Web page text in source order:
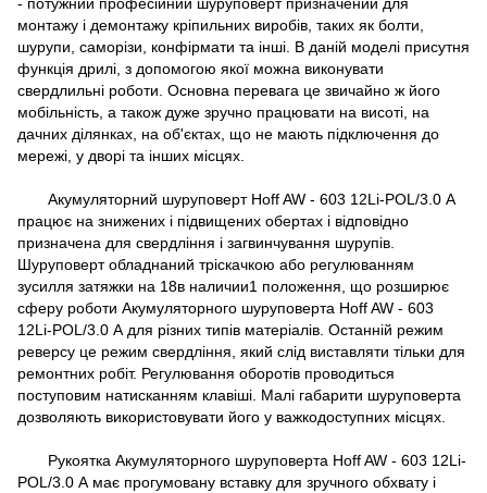
монтажу і демонтажу кріпильних виробів, таких як болти,
шурупи, саморізи, конфірмати та інші. В даній моделі присутня
функція дрилі, з допомогою якої можна виконувати
свердлильні роботи. Основна перевага це звичайно ж його
мобільність, а також дуже зручно працювати на висоті, на
дачних ділянках, на об'єктах, що не мають підключення до
мережі, у дворі та інших місцях.
Акумуляторний шуруповерт Hoff AW - 603 12Li-POL/3.0 А
працює на знижених і підвищених обертах і відповідно
призначена для свердління і загвинчування шурупів.
Шуруповерт обладнаний тріскачкою або регулюванням
зусилля затяжки на 18в наличии1 положення, що розширює
сферу роботи Акумуляторного шуруповерта Hoff AW - 603
12Li-POL/3.0 А для різних типів матеріалів. Останній режим
реверсу це режим свердління, який слід виставляти тільки для
ремонтних робіт. Регулювання оборотів проводиться
поступовим натисканням клавіші. Малі габарити шуруповерта
дозволяють використовувати його у важкодоступних місцях.
Рукоятка Акумуляторного шуруповерта Hoff AW - 603 12Li-
POL/3.0 А має прогумовану вставку для зручного обхвату і